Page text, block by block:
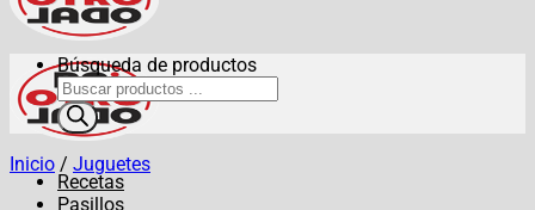
Recetas
Pasillos
Búsqueda de productos
Inicio / Juguetes